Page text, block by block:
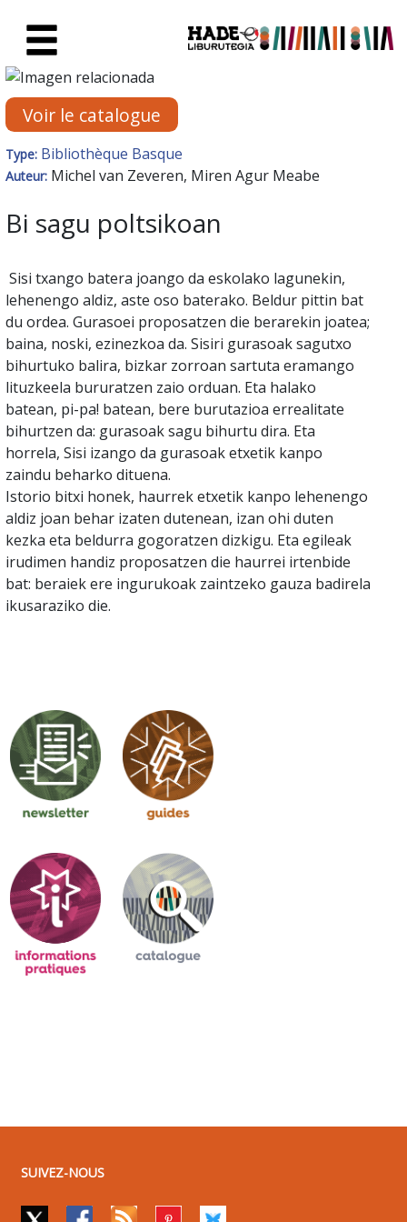
Fiche de Nouveaux Livres -
Voir le catalogue
Type: Bibliothèque Basque
Auteur: Michel van Zeveren, Miren Agur Meabe
Bi sagu poltsikoan
Sisi txango batera joango da eskolako lagunekin,
lehenengo aldiz, aste oso baterako. Beldur pittin bat
du ordea. Gurasoei proposatzen die berarekin joatea;
baina, noski, ezinezkoa da. Sisiri gurasoak sagutxo
bihurtuko balira, bizkar zorroan sartuta eramango
lituzkeela bururatzen zaio orduan. Eta halako
batean, pi-pa! batean, bere burutazioa errealitate
bihurtzen da: gurasoak sagu bihurtu dira. Eta
horrela, Sisi izango da gurasoak etxetik kanpo
zaindu beharko dituena.
Istorio bitxi honek, haurrek etxetik kanpo lehenengo
aldiz joan behar izaten dutenean, izan ohi duten
kezka eta beldurra gogoratzen dizkigu. Eta egileak
irudimen handiz proposatzen die haurrei irtenbide
bat: beraiek ere ingurukoak zaintzeko gauza badirela
ikusaraziko die.
SUIVEZ-NOUS